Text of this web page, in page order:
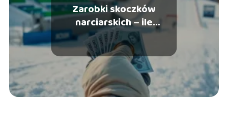
Zarobki skoczków
narciarskich – ile
naprawdę zarabiają?